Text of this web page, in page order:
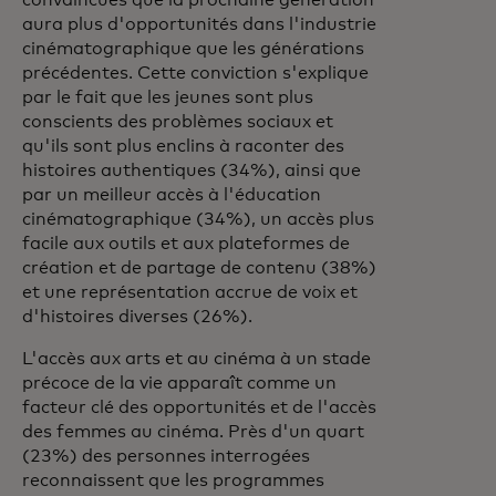
aura plus d'opportunités dans l'industrie
cinématographique que les générations
précédentes. Cette conviction s'explique
par le fait que les jeunes sont plus
conscients des problèmes sociaux et
qu'ils sont plus enclins à raconter des
histoires authentiques (34%), ainsi que
par un meilleur accès à l'éducation
cinématographique (34%), un accès plus
facile aux outils et aux plateformes de
création et de partage de contenu (38%)
et une représentation accrue de voix et
d'histoires diverses (26%).
L'accès aux arts et au cinéma à un stade
précoce de la vie apparaît comme un
facteur clé des opportunités et de l'accès
des femmes au cinéma. Près d'un quart
(23%) des personnes interrogées
reconnaissent que les programmes